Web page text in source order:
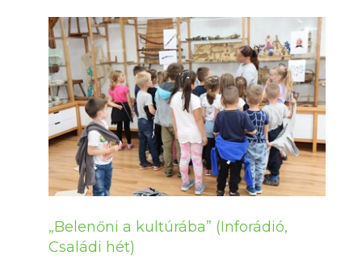
„Belenőni a kultúrába” (Inforádió,
Családi hét)